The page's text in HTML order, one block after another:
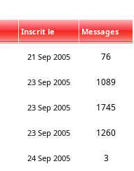
Inscrit le Messages
21 Sep 2005 76
23 Sep 2005 1089
23 Sep 2005 1745
23 Sep 2005 1260
24 Sep 2005 3